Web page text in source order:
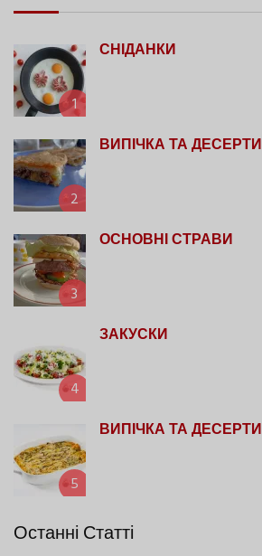
1
СНІДАНКИ
2
ВИПІЧКА ТА ДЕСЕРТИ
3
ОСНОВНІ СТРАВИ
4
ЗАКУСКИ
5
ВИПІЧКА ТА ДЕСЕРТИ
Останні Статті